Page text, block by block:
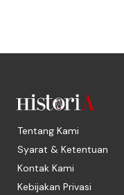
Tentang Kami
Syarat & Ketentuan
Kontak Kami
Kebijakan Privasi